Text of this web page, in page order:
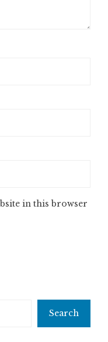
in this browser
Search